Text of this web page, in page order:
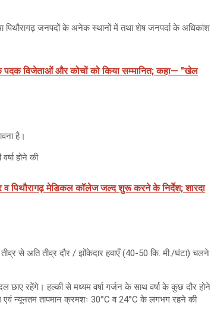
पिथौरागढ़ जनपदों के अनेक स्थानों में तथा शेष जनपर्दा के अधिकांश
पदक विजेताओं और कोचों को किया सम्मानित; कहा— "खेल
है।
होने की
पिथौरागढ़ मेडिकल कॉलेज जल्द शुरू करने के निर्देश; शारदा
से अति तीव्र दौर / झोंकेदार हवाएँ (40-50 कि. मी./घंटा) चलने
रहेंगे। हल्की से मध्यम वर्षा गर्जन के साथ वर्षा के कुछ दौर होने
एवं न्यूनतम तापमान क्रमशः 30°C व 24°C के लगभग रहने की